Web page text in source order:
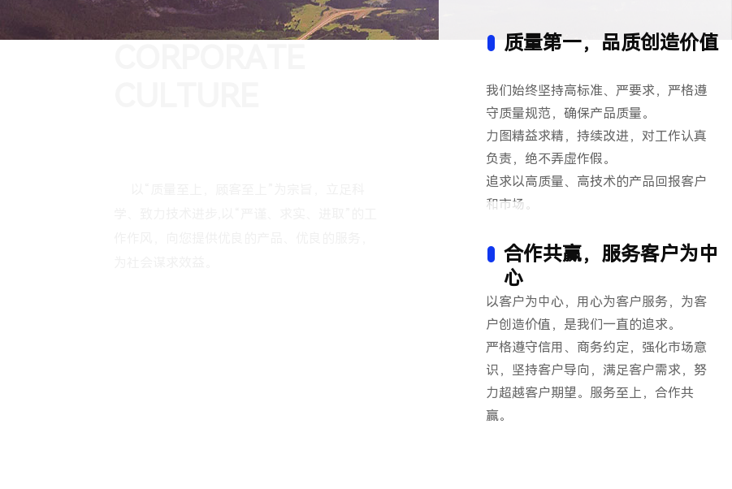
质量第一，品质创造价值
我们始终坚持高标准、严要求，严格遵
守质量规范，确保产品质量。
力图精益求精，持续改进，对工作认真
负责，绝不弄虚作假。
追求以高质量、高技术的产品回报客户
和市场。
合作共赢，服务客户为中
心
以客户为中心，用心为客户服务，为客
户创造价值，是我们一直的追求。
严格遵守信用、商务约定，强化市场意
识，坚持客户导向，满足客户需求，努
力超越客户期望。服务至上，合作共
赢。